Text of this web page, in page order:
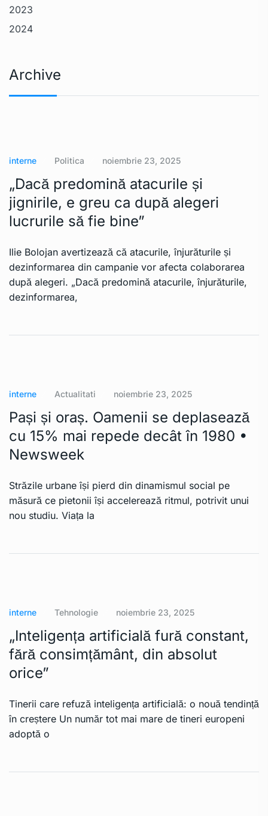
2023
2024
Archive
interne Politica noiembrie 23, 2025
„Dacă predomină atacurile și
jignirile, e greu ca după alegeri
lucrurile să fie bine”
Ilie Bolojan avertizează că atacurile, înjurăturile și
dezinformarea din campanie vor afecta colaborarea
după alegeri. „Dacă predomină atacurile, înjurăturile,
dezinformarea,
interne Actualitati noiembrie 23, 2025
Pași și oraș. Oamenii se deplasează
cu 15% mai repede decât în 1980 •
Newsweek
Străzile urbane își pierd din dinamismul social pe
măsură ce pietonii își accelerează ritmul, potrivit unui
nou studiu. Viața la
interne Tehnologie noiembrie 23, 2025
„Inteligența artificială fură constant,
fără consimțământ, din absolut
orice”
Tinerii care refuză inteligența artificială: o nouă tendință
în creștere Un număr tot mai mare de tineri europeni
adoptă o